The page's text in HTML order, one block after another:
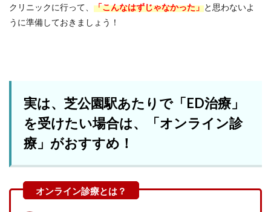
クリニックに行って、 「こんなはずじゃなかった」と思わないよ
うに準備しておきましょう！
実は、芝公園駅あたりで「ED治療」
を受けたい場合は、「オンライン診
療」がおすすめ！